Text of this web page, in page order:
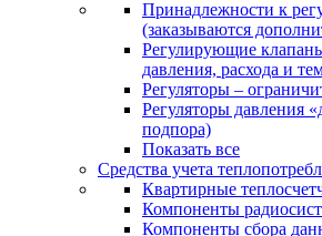
Принадлежности к
(заказываются
Регулирующие
давления, расхода и
Регуляторы –
Регуляторы давления
подпора)
Показать все
Средства учета
Квартирные
Компоненты
Компоненты сбора